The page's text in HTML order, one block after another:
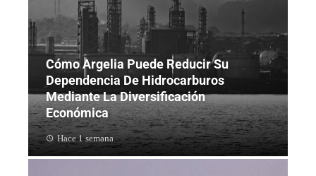
Cómo Argelia Puede Reducir Su
Dependencia De Hidrocarburos
Mediante La Diversificación
Económica
Hace 1 semana